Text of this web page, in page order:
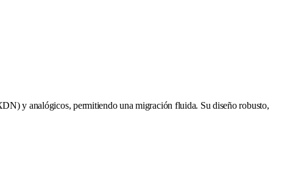
y analógicos, permitiendo una migración fluida. Su diseño robusto,